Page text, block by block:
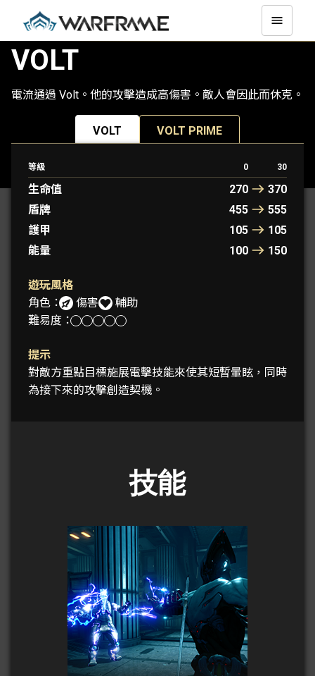
VOLT
電流通過 Volt。他的攻擊造成高傷害。敵人會因此而休克。
VOLT VOLT PRIME
原型 WARFRAME： 阿米爾
等級 0 30
生命值 270
370
盾牌
455
555
護甲
105
105
能量
100 150
遊玩風格
角色：
傷害
輔助
難易度：
提示
對敵方重點目標施展電擊技能來使其短暫暈眩，同時
為接下來的攻擊創造契機。
技能